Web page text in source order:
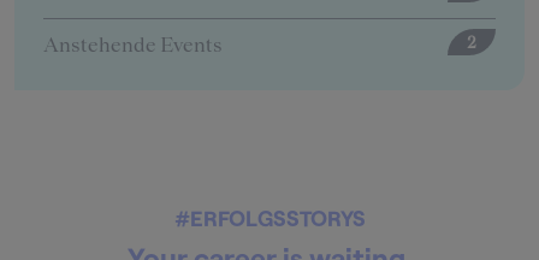
2
#ERFOLGSSTORYS